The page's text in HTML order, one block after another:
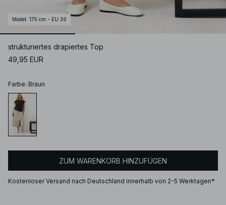
Model : 175 cm - EU 36
strukturiertes drapiertes Top
49,95 EUR
Farbe: Braun
ZUM WARENKORB HINZUFÜGEN
Kostenloser Versand nach Deutschland innerhalb von 2-5 Werktagen*